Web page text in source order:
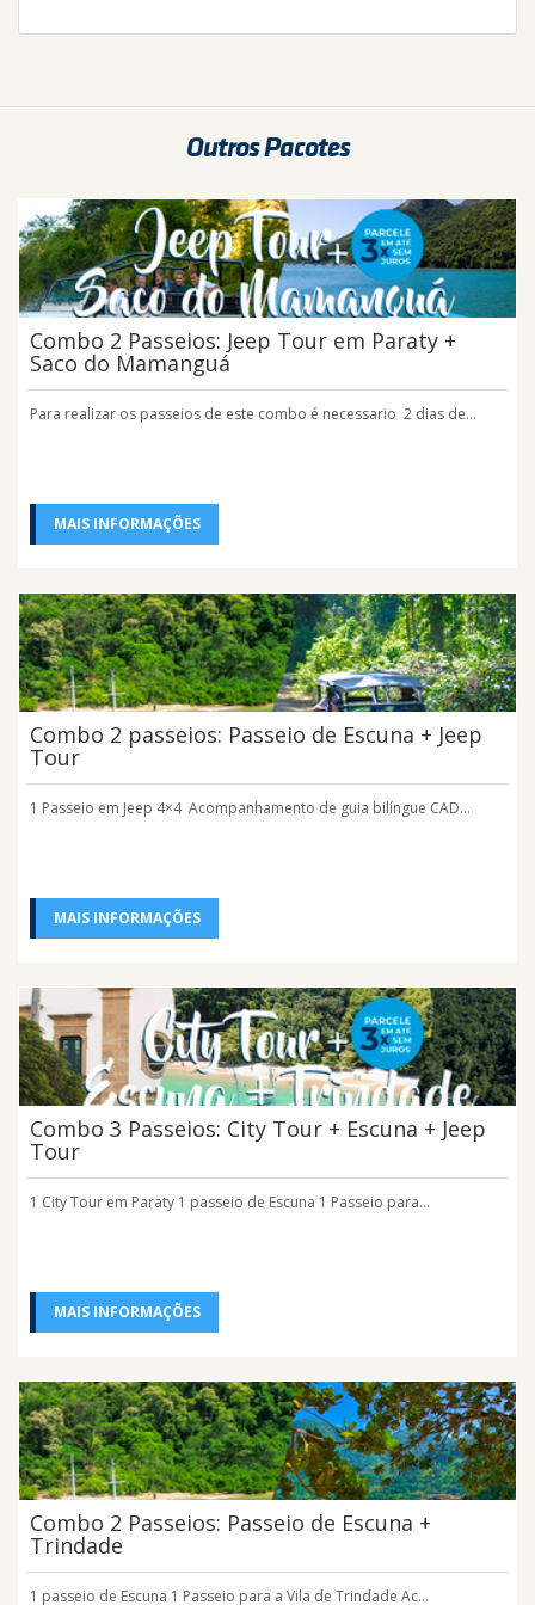
Outros Pacotes
Combo 2 Passeios: Jeep Tour em Paraty +
Saco do Mamanguá
Para realizar os passeios de este combo é necessario 2 dias de...
MAIS INFORMAÇÕES
Combo 2 passeios: Passeio de Escuna + Jeep
Tour
1 Passeio em Jeep 4×4 Acompanhamento de guia bilíngue CAD...
MAIS INFORMAÇÕES
Combo 3 Passeios: City Tour + Escuna + Jeep
Tour
1 City Tour em Paraty 1 passeio de Escuna 1 Passeio para...
MAIS INFORMAÇÕES
Combo 2 Passeios: Passeio de Escuna +
Trindade
1 passeio de Escuna 1 Passeio para a Vila de Trindade Ac...